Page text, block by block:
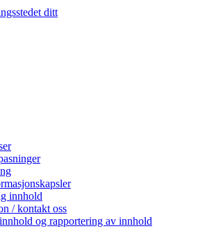
ditt
innhold
/ kontakt oss
og rapportering av innhold